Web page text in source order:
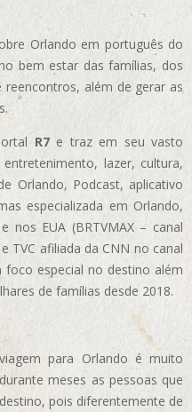
Orlando em português do
bem estar das famílias, dos
além de gerar as
R7e traz em seu vasto
lazer, cultura,
Orlando, Podcast, aplicativo
especializada em Orlando,
nos EUA (BRTVMAX – canal
TVC afiliada da CNN no canal
especial no destino além
de famílias desde 2018.
para Orlando é muito
meses as pessoas que
pois diferentemente de